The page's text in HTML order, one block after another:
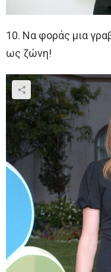
10. Να φοράς μια
ως ζώνη!